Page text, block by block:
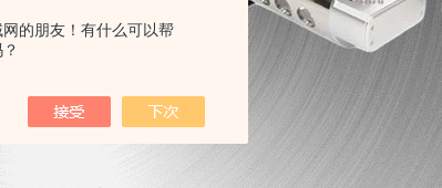
的朋友！有什么可以帮